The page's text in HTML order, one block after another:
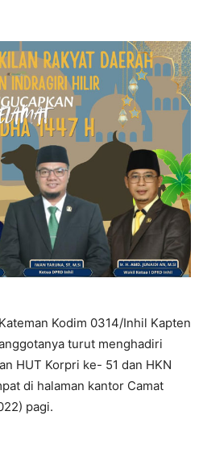
Kodim 0314/Inhil Kapten
turut menghadiri
HUT Korpri ke- 51 dan HKN
di halaman kantor Camat
pagi.